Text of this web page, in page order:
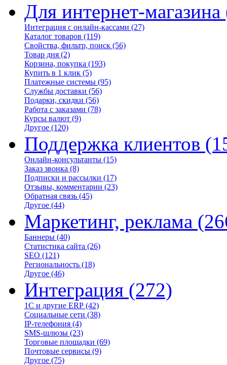
Для интернет-магазина
Интеграция с онлайн-кассами (27)
Каталог товаров (119)
Свойства, фильтр, поиск (56)
Товар дня (2)
Корзина, покупка (193)
Купить в 1 клик (5)
Платежные системы (95)
Службы доставки (56)
Подарки, скидки (56)
Работа с заказами (78)
Курсы валют (9)
Другое (120)
Поддержка клиентов
Онлайн-консультанты (15)
Заказ звонка (8)
Подписки и рассылки (17)
Отзывы, комментарии (23)
Обратная связь (45)
Другое (44)
Маркетинг, реклама
Баннеры (40)
Статистика сайта (26)
SEO (121)
Региональность (18)
Другое (46)
Интеграция (272)
1С и другие ERP (42)
Социальные сети (38)
IP-телефония (4)
SMS-шлюзы (23)
Торговые площадки (69)
Почтовые сервисы (9)
Другое (75)